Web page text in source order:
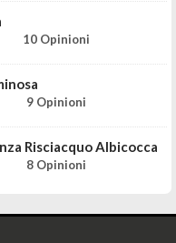
10 Opinioni
9 Opinioni
Risciacquo Albicocca
8 Opinioni